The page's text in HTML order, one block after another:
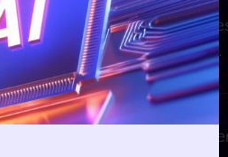
para textos que
convierten en
ventas.
coherentes.
Altamente
Puede